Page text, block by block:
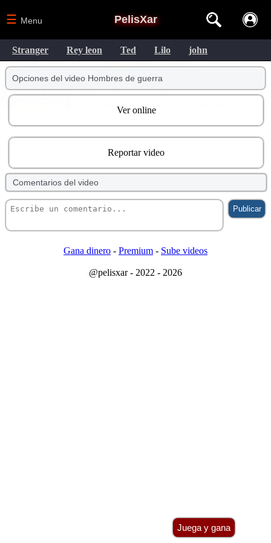
PelisXar
☰ Menu
Stranger Rey leon Ted Lilo john
Juega y gana
Opciones del video Hombres de guerra
Ver online
Reportar video
Comentarios del video
Gana dinero- Premium- Sube videos
@pelisxar - 2022 - 2026